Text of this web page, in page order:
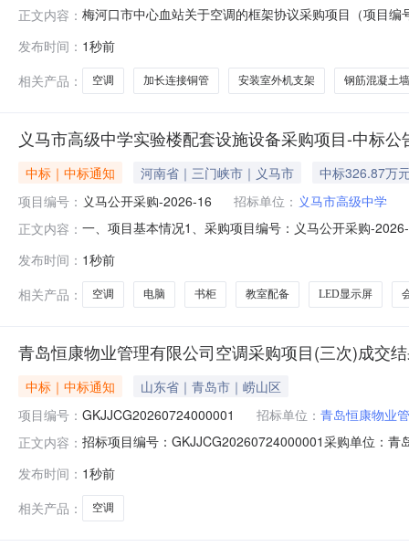
正文内容： 梅河口市中心血站关于空调的框架协议采购项目（项目
项目所在行政区划名称:吉林省通化市梅河口市报价起止
发布时间： 1秒前
相关产品：
空调 加长连接铜管 安装室外机支架 钢筋混凝土
义马市高级中学实验楼配套设施设备采购项目-中标公
中标｜中标通知 河南省｜三门峡市｜义马市
中标326.87万
项目编号： 义马公开采购-2026-16 招标单位： 义马市高级中学
正文内容： 一、项目基本情况1、采购项目编号：义马公开采购-
要采购实验楼实施设备一批，包括书柜、空调、电脑、
含的全部内容。（
发布时间： 1秒前
相关产品：
空调 电脑 书柜 教室配备 LED显示屏
青岛恒康物业管理有限公司空调采购项目(三次)成交
中标｜中标通知
山东省｜青岛市｜崂山区
项目编号： GKJJCG20260724000001 招标单位： 青岛恒康物业
正文内容： 招标项目编号：GKJJCG20260724000001采购单位：
发布时间： 1秒前
相关产品：
空调